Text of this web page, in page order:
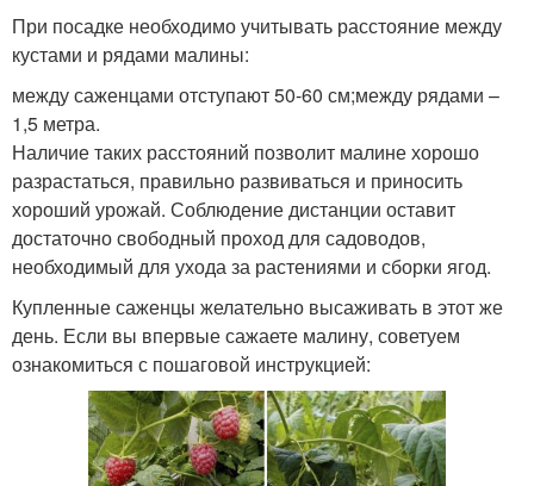
При посадке необходимо учитывать расстояние между
кустами и рядами малины:
между саженцами отступают 50-60 см;между рядами –
1,5 метра.
Наличие таких расстояний позволит малине хорошо
разрастаться, правильно развиваться и приносить
хороший урожай. Соблюдение дистанции оставит
достаточно свободный проход для садоводов,
необходимый для ухода за растениями и сборки ягод.
Купленные саженцы желательно высаживать в этот же
день. Если вы впервые сажаете малину, советуем
ознакомиться с пошаговой инструкцией: